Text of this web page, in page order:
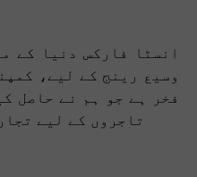
انسٹا فارکس دنیا کے
وسیع رینج کے لیے،
فخر ہے جو ہم نے حاصل
تاجروں کے لیے